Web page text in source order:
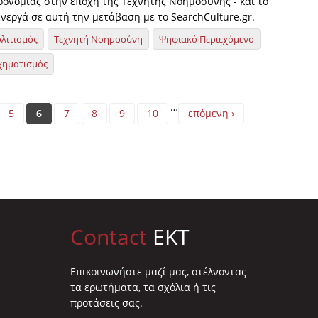
σε αυτή την μετάβαση με το SearchCulture.gr.
Τεχνητή Νοημοσύνη
Ψηφιακό Περιεχόμενο
5 6 7 8 9 10 … επόμενη ›
Contact EKT
Επικοινωνήστε μαζί μας, στέλνοντας
τα ερωτήματα, τα σχόλια ή τις
προτάσεις σας.